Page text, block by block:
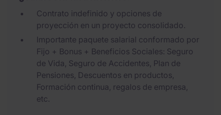
Contrato indefinido y opciones de
proyección en un proyecto consolidado.
Importante paquete salarial conformado por
Fijo + Bonus + Beneficios Sociales: Seguro
de Vida, Seguro de Accidentes, Plan de
Pensiones, Descuentos en productos,
Formación continua, regalos de empresa,
etc.